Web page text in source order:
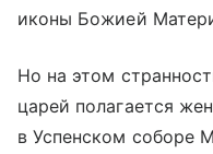
иконы Божией
Но на этом
царей полагается
в Успенском соборе